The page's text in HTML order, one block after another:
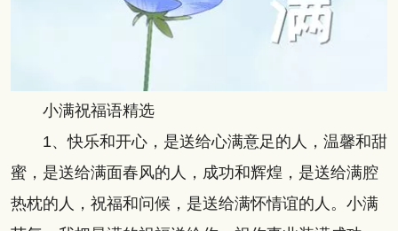
小满祝福语精选
1、快乐和开心，是送给心满意足的人，温馨和甜
蜜，是送给满面春风的人，成功和辉煌，是送给满腔
热枕的人，祝福和问候，是送给满怀情谊的人。小满